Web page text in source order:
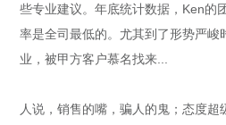
些专业建议。年底统计数据，Ken的
率是全司最低的。尤其到了形势严峻
业，被甲方客户慕名找来...
人说，销售的嘴，骗人的鬼；态度